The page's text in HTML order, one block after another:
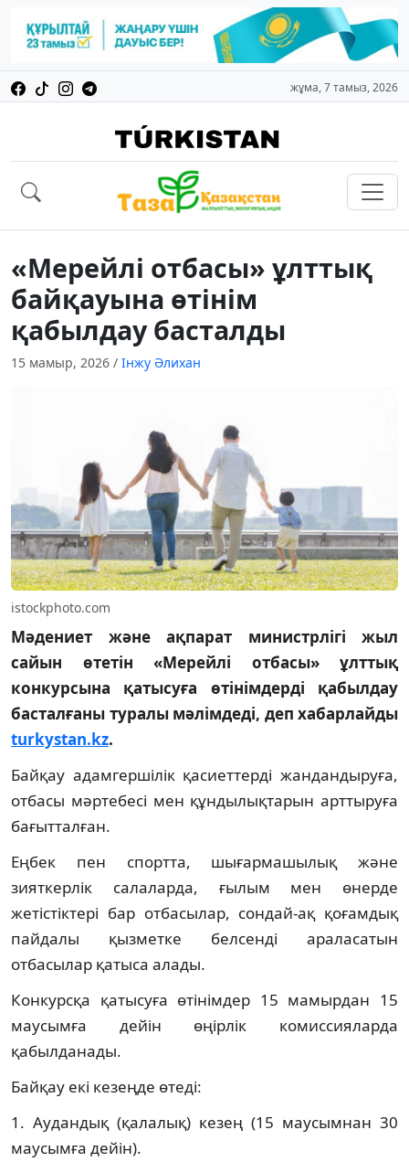
жұма, 7 тамыз, 2026
«Мерейлі отбасы» ұлттық
байқауына өтінім
қабылдау басталды
15 мамыр, 2026 / Інжу Әлихан
istockphoto.com
Мәдениет және ақпарат министрлігі жыл
сайын өтетін «Мерейлі отбасы» ұлттық
конкурсына қатысуға өтінімдерді қабылдау
басталғаны туралы мәлімдеді, деп хабарлайды
turkystan.kz.
Байқау адамгершілік қасиеттерді жандандыруға,
отбасы мәртебесі мен құндылықтарын арттыруға
бағытталған.
Еңбек пен спортта, шығармашылық және
зияткерлік салаларда, ғылым мен өнерде
жетістіктері бар отбасылар, сондай-ақ қоғамдық
пайдалы қызметке белсенді араласатын
отбасылар қатыса алады.
Конкурсқа қатысуға өтінімдер 15 мамырдан 15
маусымға дейін өңірлік комиссияларда
қабылданады.
Байқау екі кезеңде өтеді:
1. Аудандық (қалалық) кезең (15 маусымнан 30
маусымға дейін).